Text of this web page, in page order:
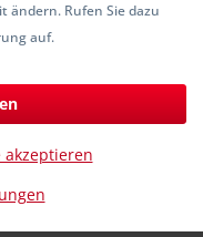
Werktage
Warenkorb
ändern. Rufen Sie dazu
auf.